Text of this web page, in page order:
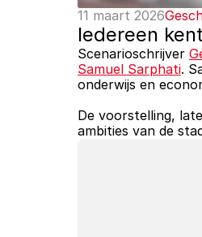
11 maart 2026
Iedereen
Scenarioschrijver
Samuel Sarphati.
onderwijs en
De voorstelling,
ambities van de